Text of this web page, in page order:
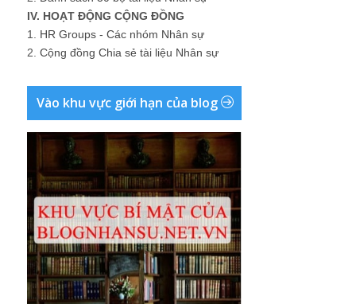
IV. HOẠT ĐỘNG CỘNG ĐỒNG
1. HR Groups - Các nhóm Nhân sự
2. Cộng đồng Chia sẻ tài liệu Nhân sự
Vào khu vực giới hạn của blog